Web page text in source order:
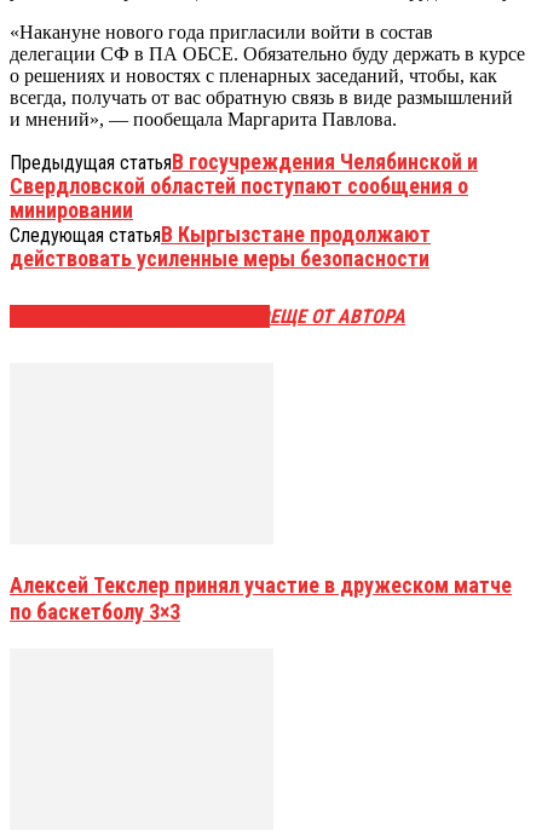
«Накануне нового года пригласили войти в состав
делегации СФ в ПА ОБСЕ. Обязательно буду держать в курсе
о решениях и новостях с пленарных заседаний, чтобы, как
всегда, получать от вас обратную связь в виде размышлений
и мнений», — пообещала Маргарита Павлова.
Предыдущая статьяВ госучреждения Челябинской и
Свердловской областей поступают сообщения о
минировании
Следующая статьяВ Кыргызстане продолжают
действовать усиленные меры безопасности
ЕЩЕ ОТ АВТОРА
Алексей Текслер принял участие в дружеском матче
по баскетболу 3×3